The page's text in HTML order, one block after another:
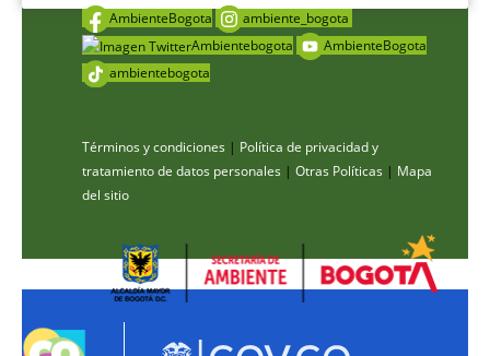
AmbienteBogota
ambiente_bogota
Ambientebogota
AmbienteBogota
ambientebogota
Términos y condiciones | Política de privacidad y
tratamiento de datos personales | Otras Políticas | Mapa
del sitio